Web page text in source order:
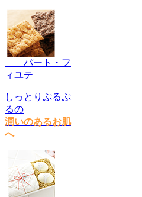
パート・フ
ィユテ
しっとりぷるぷ
るの
潤いのあるお肌
へ